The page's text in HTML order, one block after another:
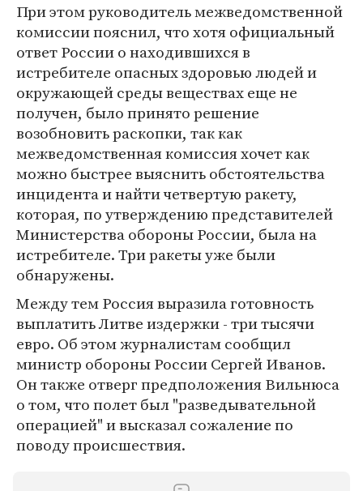
При этом руководитель межведомственной
комиссии пояснил, что хотя официальный
ответ России о находившихся в
истребителе опасных здоровью людей и
окружающей среды веществах еще не
получен, было принято решение
возобновить раскопки, так как
межведомственная комиссия хочет как
можно быстрее выяснить обстоятельства
инцидента и найти четвертую ракету,
которая, по утверждению представителей
Министерства обороны России, была на
истребителе. Три ракеты уже были
обнаружены.
Между тем Россия выразила готовность
выплатить Литве издержки - три тысячи
евро. Об этом журналистам сообщил
министр обороны России Сергей Иванов.
Он также отверг предположения Вильнюса
о том, что полет был "разведывательной
операцией" и высказал сожаление по
поводу происшествия.